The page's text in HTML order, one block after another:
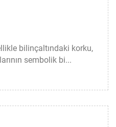
bilinçaltındaki korku,
sembolik bi...